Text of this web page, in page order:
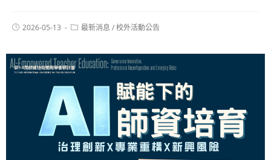
2026-05-13 最新消息 /校外活動公告